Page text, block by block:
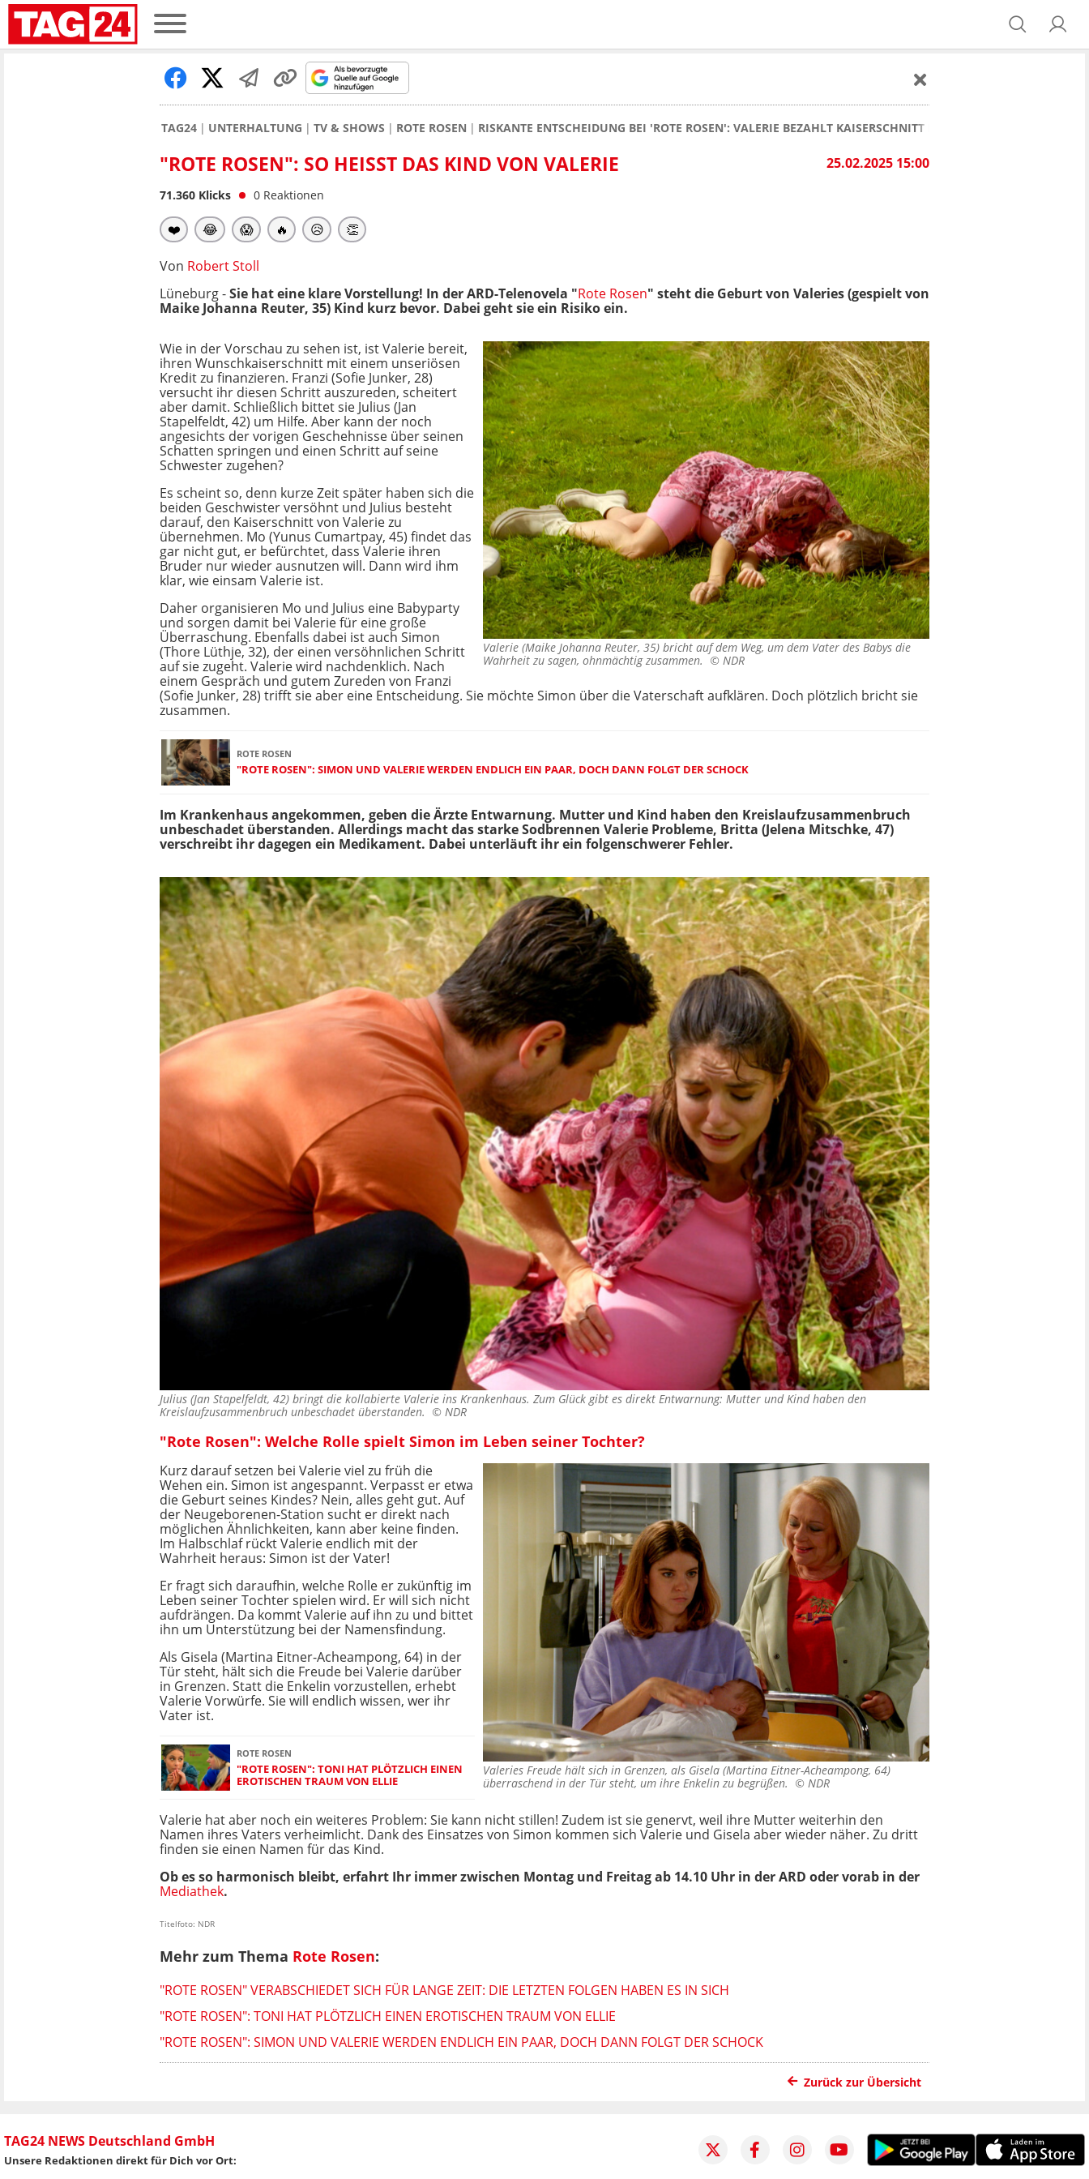
TAG24 UNTERHALTUNG TV & SHOWS ROTE ROSEN RISKANTE ENTSCHEIDUNG BEI 'ROTE ROSEN': VALERIE BEZAHLT KAISERSCHNITT MIT KREDIT
25.02.2025 15:00
"ROTE ROSEN": SO HEISST DAS KIND VON VALERIE
71.360 Klicks 0 Reaktionen
❤️ 😂 😱 🔥 😥 👏
Von Robert Stoll
Lüneburg -Sie hat eine klare Vorstellung! In der ARD-Telenovela "Rote Rosen" steht die Geburt von Valeries (gespielt von
Maike Johanna Reuter, 35) Kind kurz bevor. Dabei geht sie ein Risiko ein.
Valerie (Maike Johanna Reuter, 35) bricht auf dem Weg, um dem Vater des Babys die
Wahrheit zu sagen, ohnmächtig zusammen. © NDR
Wie in der Vorschau zu sehen ist, ist Valerie bereit,
ihren Wunschkaiserschnitt mit einem unseriösen
Kredit zu finanzieren. Franzi (Sofie Junker, 28)
versucht ihr diesen Schritt auszureden, scheitert
aber damit. Schließlich bittet sie Julius (Jan
Stapelfeldt, 42) um Hilfe. Aber kann der noch
angesichts der vorigen Geschehnisse über seinen
Schatten springen und einen Schritt auf seine
Schwester zugehen?
Es scheint so, denn kurze Zeit später haben sich die
beiden Geschwister versöhnt und Julius besteht
darauf, den Kaiserschnitt von Valerie zu
übernehmen. Mo (Yunus Cumartpay, 45) findet das
gar nicht gut, er befürchtet, dass Valerie ihren
Bruder nur wieder ausnutzen will. Dann wird ihm
klar, wie einsam Valerie ist.
Daher organisieren Mo und Julius eine Babyparty
und sorgen damit bei Valerie für eine große
Überraschung. Ebenfalls dabei ist auch Simon
(Thore Lüthje, 32), der einen versöhnlichen Schritt
auf sie zugeht. Valerie wird nachdenklich. Nach
einem Gespräch und gutem Zureden von Franzi
(Sofie Junker, 28) trifft sie aber eine Entscheidung. Sie möchte Simon über die Vaterschaft aufklären. Doch plötzlich bricht sie
zusammen.
ROTE ROSEN
"ROTE ROSEN": SIMON UND VALERIE WERDEN ENDLICH EIN PAAR, DOCH DANN FOLGT DER SCHOCK
Im Krankenhaus angekommen, geben die Ärzte Entwarnung. Mutter und Kind haben den Kreislaufzusammenbruch
unbeschadet überstanden. Allerdings macht das starke Sodbrennen Valerie Probleme, Britta (Jelena Mitschke, 47)
verschreibt ihr dagegen ein Medikament. Dabei unterläuft ihr ein folgenschwerer Fehler.
Julius (Jan Stapelfeldt, 42) bringt die kollabierte Valerie ins Krankenhaus. Zum Glück gibt es direkt Entwarnung: Mutter und Kind haben den
Kreislaufzusammenbruch unbeschadet überstanden. © NDR
"Rote Rosen": Welche Rolle spielt Simon im Leben seiner Tochter?
Valeries Freude hält sich in Grenzen, als Gisela (Martina Eitner-Acheampong, 64)
überraschend in der Tür steht, um ihre Enkelin zu begrüßen. © NDR
Kurz darauf setzen bei Valerie viel zu früh die
Wehen ein. Simon ist angespannt. Verpasst er etwa
die Geburt seines Kindes? Nein, alles geht gut. Auf
der Neugeborenen-Station sucht er direkt nach
möglichen Ähnlichkeiten, kann aber keine finden.
Im Halbschlaf rückt Valerie endlich mit der
Wahrheit heraus: Simon ist der Vater!
Er fragt sich daraufhin, welche Rolle er zukünftig im
Leben seiner Tochter spielen wird. Er will sich nicht
aufdrängen. Da kommt Valerie auf ihn zu und bittet
ihn um Unterstützung bei der Namensfindung.
Als Gisela (Martina Eitner-Acheampong, 64) in der
Tür steht, hält sich die Freude bei Valerie darüber
in Grenzen. Statt die Enkelin vorzustellen, erhebt
Valerie Vorwürfe. Sie will endlich wissen, wer ihr
Vater ist.
ROTE ROSEN
"ROTE ROSEN": TONI HAT PLÖTZLICH EINEN
EROTISCHEN TRAUM VON ELLIE
Valerie hat aber noch ein weiteres Problem: Sie kann nicht stillen! Zudem ist sie genervt, weil ihre Mutter weiterhin den
Namen ihres Vaters verheimlicht. Dank des Einsatzes von Simon kommen sich Valerie und Gisela aber wieder näher. Zu dritt
finden sie einen Namen für das Kind.
Ob es so harmonisch bleibt, erfahrt Ihr immer zwischen Montag und Freitag ab 14.10 Uhr in der ARD oder vorab in der
Mediathek.
Titelfoto: NDR
Mehr zum Thema Rote Rosen:
"ROTE ROSEN" VERABSCHIEDET SICH FÜR LANGE ZEIT: DIE LETZTEN FOLGEN HABEN ES IN SICH
"ROTE ROSEN": TONI HAT PLÖTZLICH EINEN EROTISCHEN TRAUM VON ELLIE
"ROTE ROSEN": SIMON UND VALERIE WERDEN ENDLICH EIN PAAR, DOCH DANN FOLGT DER SCHOCK
Zurück zur Übersicht
TAG24 NEWS Deutschland GmbH
Unsere Redaktionen direkt für Dich vor Ort: